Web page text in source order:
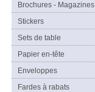
Brochures - Magazines
Stickers
Sets de table
Papier en-tête
Enveloppes
Fardes à rabats